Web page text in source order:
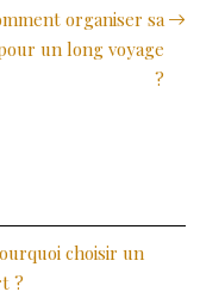
organiser sa
un long voyage
?
choisir un
?